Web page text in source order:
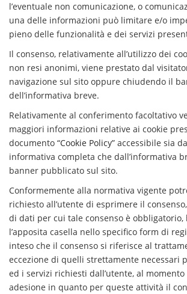
l’eventuale non comunicazione, o
una delle informazioni può limitare e/o
pieno delle funzionalità e dei servizi
Il consenso, relativamente all’utilizzo dei
non resi anonimi, viene prestato dal
navigazione sul sito oppure chiudendo il
dell’informativa breve.
Relativamente al conferimento facoltativo
maggiori informazioni relative ai cookie
documento “Cookie Policy” accessibile sia
informativa completa che dall’informativa
banner pubblicato sul sito.
Conformemente alla normativa vigente
richiesto all’utente di esprimere il
di dati per cui tale consenso è obbligatorio,
l’apposita casella nello specifico form di
inteso che il consenso si riferisce al
eccezione di quelli strettamente necessari
ed i servizi richiesti dall’utente, al momento
adesione in quanto per queste attività il